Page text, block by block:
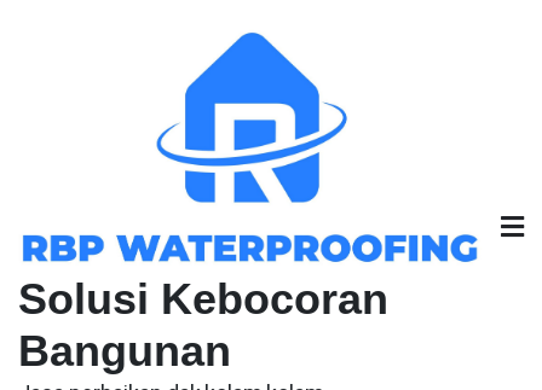
Solusi Kebocoran
Bangunan